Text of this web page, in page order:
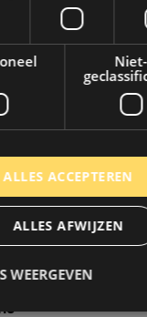
Niet-
ALLES ACCEPTEREN
ALLES AFWIJZEN
WEERGEVEN